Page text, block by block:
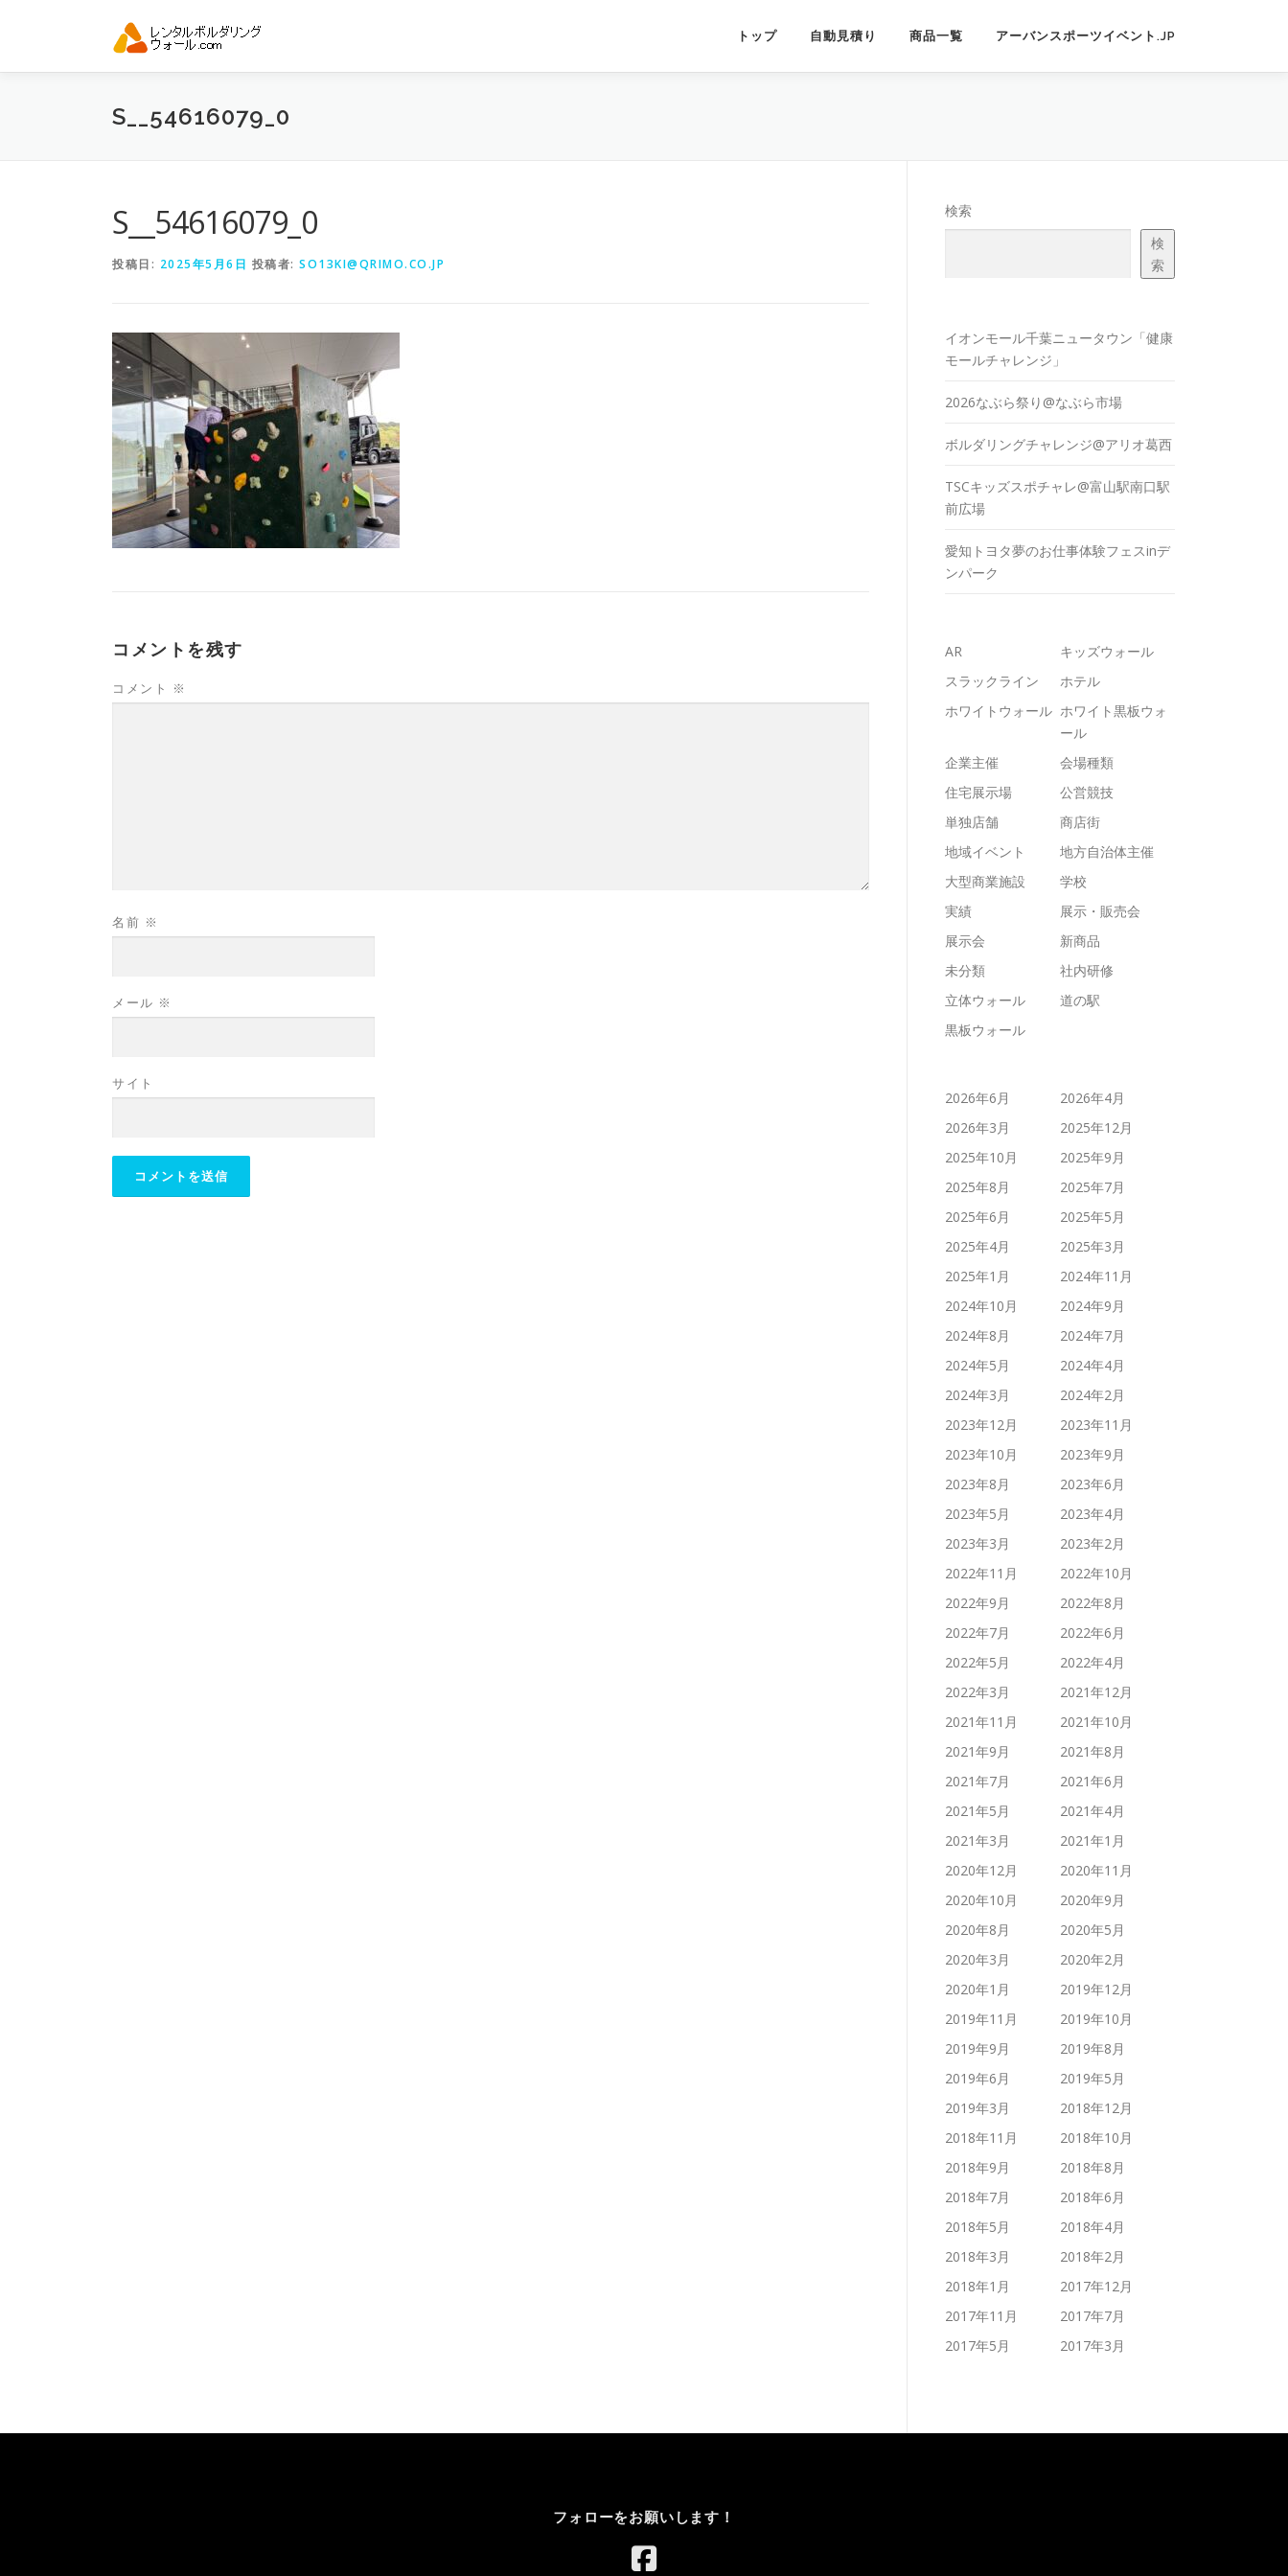
ン
トップ 自動見積り 商品一覧 アーバンスポーツイベント.JP
S__54616079_0
S__54616079_0
投稿日: 2025年5月6日 投稿者: SO13KI@QRIMO.CO.JP
コメントを残す
コメント ※
名前 ※
メール ※
サイト
検索
検
索
イオンモール千葉ニュータウン「健康
モールチャレンジ」
2026なぶら祭り@なぶら市場
ボルダリングチャレンジ@アリオ葛西
TSCキッズスポチャレ@富山駅南口駅
前広場
愛知トヨタ夢のお仕事体験フェスinデ
ンパーク
AR
キッズウォール
スラックライン
ホテル
ホワイトウォール ホワイト黒板ウォ
ール
企業主催
会場種類
住宅展示場
公営競技
単独店舗
商店街
地域イベント
地方自治体主催
大型商業施設
学校
実績
展示・販売会
展示会
新商品
未分類
社内研修
立体ウォール
道の駅
黒板ウォール
2026年6月
2026年4月
2026年3月
2025年12月
2025年10月
2025年9月
2025年8月
2025年7月
2025年6月
2025年5月
2025年4月
2025年3月
2025年1月
2024年11月
2024年10月
2024年9月
2024年8月
2024年7月
2024年5月
2024年4月
2024年3月
2024年2月
2023年12月
2023年11月
2023年10月
2023年9月
2023年8月
2023年6月
2023年5月
2023年4月
2023年3月
2023年2月
2022年11月
2022年10月
2022年9月
2022年8月
2022年7月
2022年6月
2022年5月
2022年4月
2022年3月
2021年12月
2021年11月
2021年10月
2021年9月
2021年8月
2021年7月
2021年6月
2021年5月
2021年4月
2021年3月
2021年1月
2020年12月
2020年11月
2020年10月
2020年9月
2020年8月
2020年5月
2020年3月
2020年2月
2020年1月
2019年12月
2019年11月
2019年10月
2019年9月
2019年8月
2019年6月
2019年5月
2019年3月
2018年12月
2018年11月
2018年10月
2018年9月
2018年8月
2018年7月
2018年6月
2018年5月
2018年4月
2018年3月
2018年2月
2018年1月
2017年12月
2017年11月
2017年7月
2017年5月
2017年3月
フォローをお願いします！